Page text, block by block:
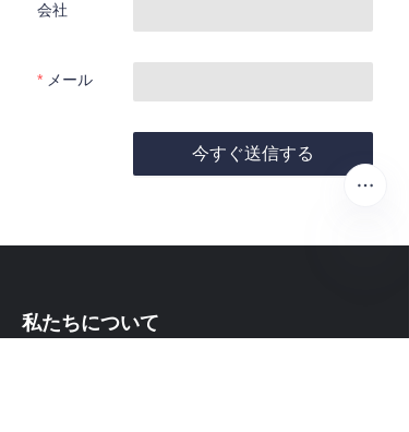
会社
メール
今すぐ送信する
私たちについて